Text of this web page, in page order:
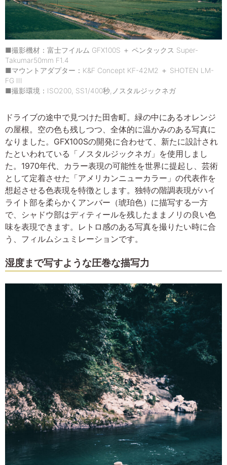
■撮影機材：富士フイルム GFX100S ＋ ペンタックス Super-
Takumar50mm F1.4
■マウントアダプター：K&F Concept KF-42M2 ＋ SHOTEN LM-
FG III
■撮影環境：ISO200, SS1/400秒,ノスタルジックネガ
ドライブの途中で見つけた田舎町。緑の中にあるオレンジ
の屋根。空の色も残しつつ、全体的に温かみのある写真に
なりました。GFX100Sの開発に合わせて、新たに設計され
たといわれている「ノスタルジックネガ」を使用しまし
た。1970年代、カラー表現の可能性を世界に提起し、芸術
として定着させた「アメリカンニューカラー」の代表作を
想起させる色表現を特徴とします。独特の階調表現がハイ
ライト部を柔らかくアンバー（琥珀色）に描写する一方
で、シャドウ部はディティールを残したままノリの良い色
味を表現できます。レトロ感のある写真を撮りたい時に合
う、フィルムシュミレーションです。
湿度まで写すような圧巻な描写力